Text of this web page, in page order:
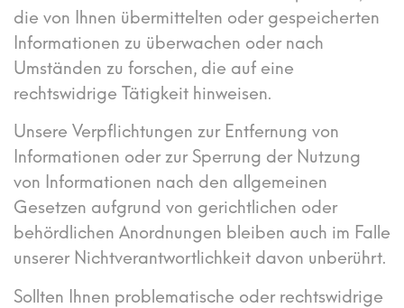
die von Ihnen übermittelten oder gespeicherten
Informationen zu überwachen oder nach
Umständen zu forschen, die auf eine
rechtswidrige Tätigkeit hinweisen.
Unsere Verpflichtungen zur Entfernung von
Informationen oder zur Sperrung der Nutzung
von Informationen nach den allgemeinen
Gesetzen aufgrund von gerichtlichen oder
behördlichen Anordnungen bleiben auch im Falle
unserer Nichtverantwortlichkeit davon unberührt.
Sollten Ihnen problematische oder rechtswidrige